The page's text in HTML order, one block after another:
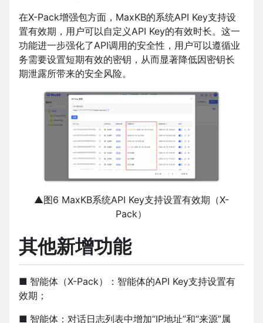
在X-Pack增强包方面，MaxKB的系统API Key支持设
置有效期，用户可以自定义API Key的有效时长。这一
功能进一步强化了API调用的安全性，用户可以遵循业
务需要设置短期有效的密钥，从而显著降低因密钥长
期泄露所带来的安全风险。
▲图6 MaxKB系统API Key支持设置有效期（X-
Pack）
其他新增功能
■ 智能体（X-Pack）：智能体的API Key支持设置有
效期；
■ 智能体：对话日志列表中增加“IP地址”和“来源”属